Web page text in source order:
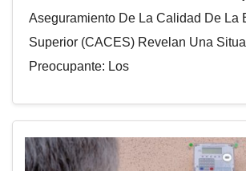
Aseguramiento De La Calidad De La
Superior (CACES) Revelan Una
Preocupante: Los